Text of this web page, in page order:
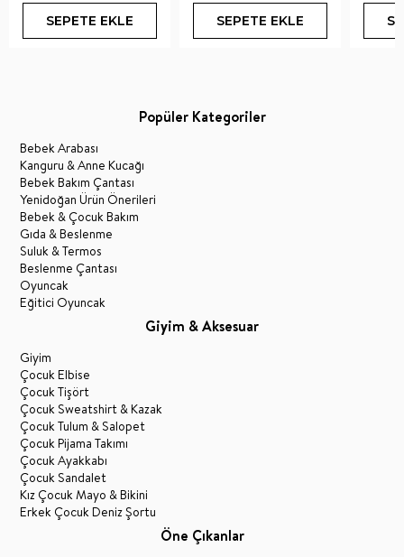
SEPETE EKLE SEPETE EKLE
Popüler Kategoriler
Bebek Arabası
Kanguru & Anne Kucağı
Bebek Bakım Çantası
Yenidoğan Ürün Önerileri
Bebek & Çocuk Bakım
Gıda & Beslenme
Suluk & Termos
Beslenme Çantası
Oyuncak
Eğitici Oyuncak
Giyim & Aksesuar
Giyim
Çocuk Elbise
Çocuk Tişört
Çocuk Sweatshirt & Kazak
Çocuk Tulum & Salopet
Çocuk Pijama Takımı
Çocuk Ayakkabı
Çocuk Sandalet
Kız Çocuk Mayo & Bikini
Erkek Çocuk Deniz Şortu
Öne Çıkanlar